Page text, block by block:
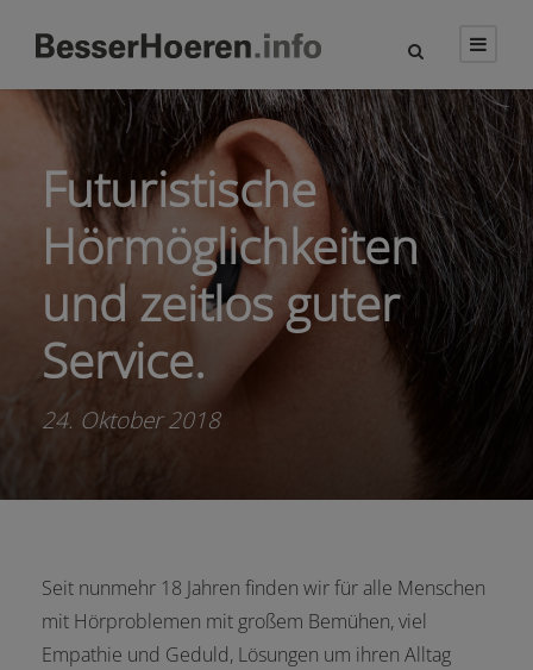
Futuristische
Hörmöglichkeiten
und zeitlos guter
Service.
24. Oktober 2018
Seit nunmehr 18 Jahren finden wir für alle Menschen
mit Hörproblemen mit großem Bemühen, viel
Empathie und Geduld, Lösungen um ihren Alltag